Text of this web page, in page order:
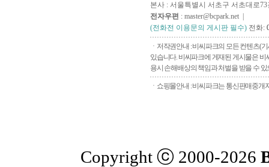
본사 : 서울특별시 서초구 서초대로73
전자우편 : master@bcpark.net |
(전화전 이용문의 게시판 필수) 전화:
ㆍ저작권안내 : 비씨파크의 모든 컨텐츠(
있습니다. 비씨파크에 게재된 게시물은
용시 손해배상의 책임과 처벌을 받을 수
ㆍ쇼핑몰안내 : 비씨파크는 통신판매중개
Copyright ⓒ 2000-2026